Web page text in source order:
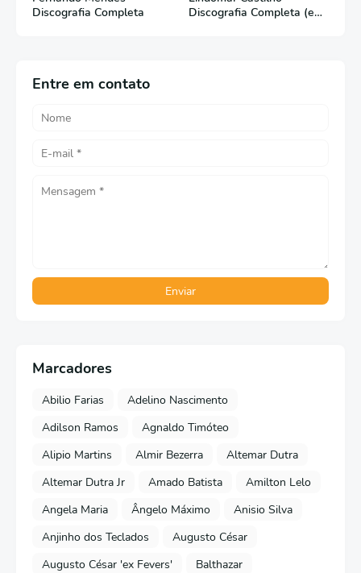
Discografia Completa
Discografia Completa (em
Entre em contato
Marcadores
Abilio Farias
Adelino Nascimento
Adilson Ramos
Agnaldo Timóteo
Alipio Martins
Almir Bezerra
Altemar Dutra
Altemar Dutra Jr
Amado Batista
Amilton Lelo
Angela Maria
Ângelo Máximo
Anisio Silva
Anjinho dos Teclados
Augusto César
Augusto César 'ex Fevers'
Balthazar